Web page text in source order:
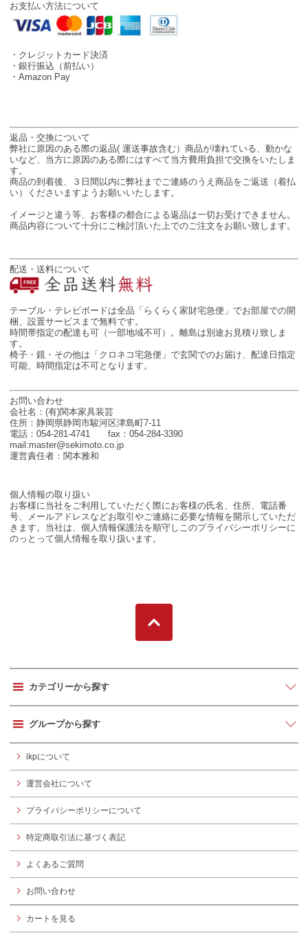
お支払い方法について
・クレジットカード決済
・銀行振込（前払い）
・Amazon Pay
返品・交換について
弊社に原因のある際の返品( 運送事故含む）商品が壊れている、動かな
いなど、当方に原因のある際にはすべて当方費用負担で交換をいたしま
す。
商品の到着後、３日間以内に弊社までご連絡のうえ商品をご返送（着払
い）くださいますようお願いいたします。
イメージと違う等、お客様の都合による返品は一切お受けできません。
商品内容について十分にご検討頂いた上でのご注文をお願い致します。
配送・送料について
テーブル・テレビボードは全品「らくらく家財宅急便」でお部屋での開
梱、設置サービスまで無料です。
時間帯指定の配達も可（一部地域不可）。離島は別途お見積り致しま
す。
椅子・鏡・その他は「クロネコ宅急便」で玄関でのお届け、配達日指定
可能、時間指定は不可となります。
お問い合わせ
会社名：(有)関本家具装芸
住所：静岡県静岡市駿河区津島町7-11
電話：054-281-4741 fax：054-284-3390
mail:master@sekimoto.co.jp
運営責任者：関本雅和
個人情報の取り扱い
お客様に当社をご利用していただく際にお客様の氏名、住所、電話番
号、メールアドレスなどお取引やご連絡に必要な情報を開示していただ
きます。当社は、個人情報保護法を順守しこのプライバシーポリシーに
のっとって個人情報を取り扱います。
カテゴリーから探す
グループから探す
ikpについて
運営会社について
プライバシーポリシーについて
特定商取引法に基づく表記
よくあるご質問
お問い合わせ
カートを見る